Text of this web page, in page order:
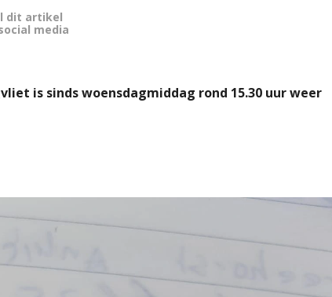
dit artikel
media
is sinds woensdagmiddag rond 15.30 uur weer